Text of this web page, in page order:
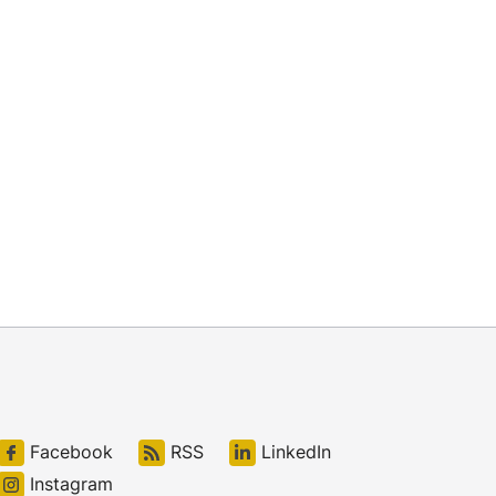
Facebook RSS
LinkedIn
Instagram